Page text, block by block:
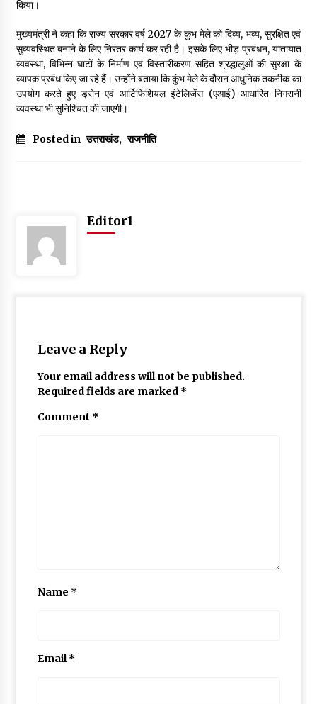
किया।
मुख्यमंत्री ने कहा कि राज्य सरकार वर्ष 2027 के कुंभ मेले को दिव्य, भव्य, सुरक्षित एवं
सुव्यवस्थित बनाने के लिए निरंतर कार्य कर रही है। इसके लिए भीड़ प्रबंधन, यातायात
व्यवस्था, विभिन्न घाटों के निर्माण एवं विस्तारीकरण सहित श्रद्धालुओं की सुरक्षा के
व्यापक प्रबंध किए जा रहे हैं। उन्होंने बताया कि कुंभ मेले के दौरान आधुनिक तकनीक का
उपयोग करते हुए ड्रोन एवं आर्टिफिशियल इंटेलिजेंस (एआई) आधारित निगरानी
व्यवस्था भी सुनिश्चित की जाएगी।
Posted in उत्तराखंड, राजनीति
Editor1
Leave a Reply
Your email address will not be published.
Required fields are marked *
Comment *
Name *
Email*